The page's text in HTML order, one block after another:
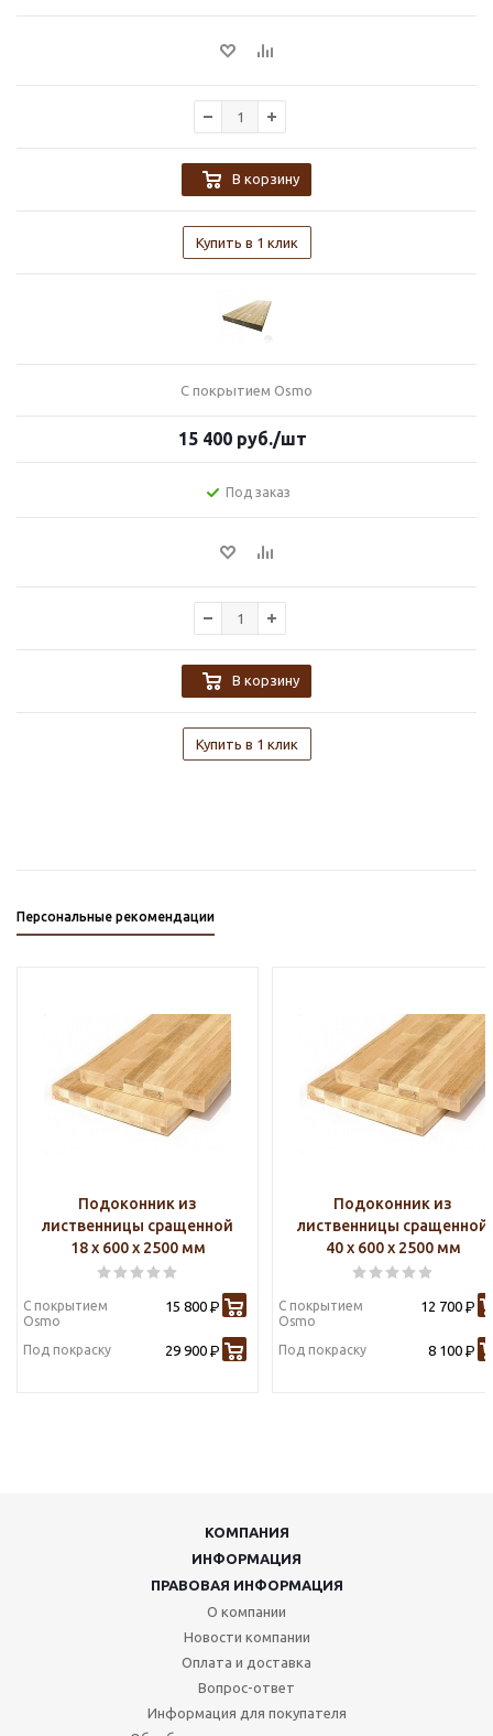
В корзину
Купить в 1 клик
С покрытием Osmo
15 400 руб./шт
Под заказ
В корзину
Купить в 1 клик
Персональные рекомендации
Подоконник из
лиственницы сращенной
18 х 600 х 2500 мм
С покрытием
Osmo
15 800 Р
Под покраску 29 900 Р
Подоконник из
лиственницы сращенной
40 х 600 х 2500 мм
С покрытием
Osmo
12 700 Р
Под покраску 8 100 Р
КОМПАНИЯ
ИНФОРМАЦИЯ
ПРАВОВАЯ ИНФОРМАЦИЯ
О компании
Новости компании
Оплата и доставка
Вопрос-ответ
Информация для покупателя